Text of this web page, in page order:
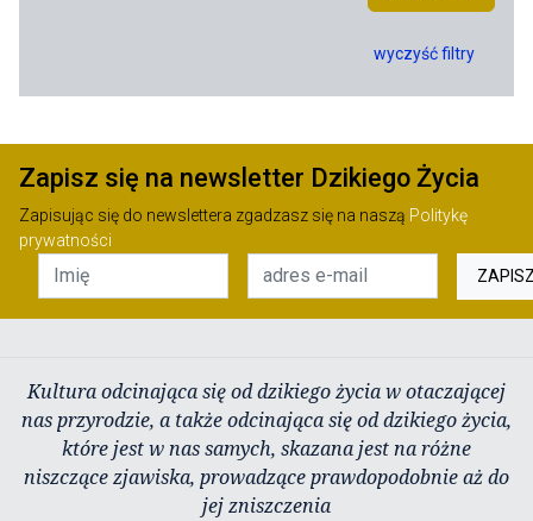
wyczyść filtry
Zapisz się na newsletter Dzikiego Życia
Zapisując się do newslettera zgadzasz się na naszą Politykę
prywatności
Kultura odcinająca się od dzikiego życia w otaczającej
nas przyrodzie, a także odcinająca się od dzikiego życia,
które jest w nas samych, skazana jest na różne
niszczące zjawiska, prowadzące prawdopodobnie aż do
jej zniszczenia